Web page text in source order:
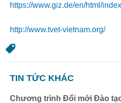
https://www.giz.de/en/html/
http://www.tvet-vietnam.org/
TIN TỨC KHÁC
Chương trình Đổi mới Đào